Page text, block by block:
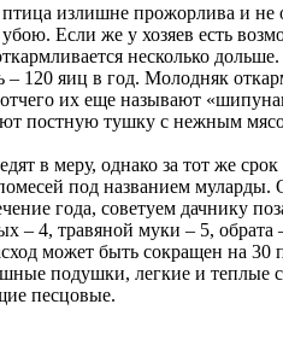
излишне прожорлива и не
Если же у хозяев есть
несколько дольше.
120 яиц в год. Молодняк
их еще называют
постную тушку с нежным
в меру, однако за тот же
под названием
года, советуем дачнику
– 4, травяной муки – 5,
может быть сокращен на 30
подушки, легкие и теплые
песцовые.